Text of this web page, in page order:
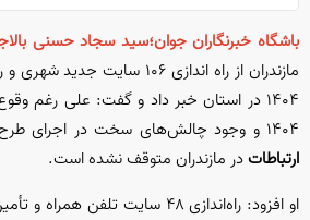
باشگاه خبرنگاران جوان؛سید سجاد حسنی
مازندران از راه اندازی ۱۰۶
۱۴۰۴ در استان خبر داد و گفت: علی رغم
۱۴۰۴ و وجود چالش‌های سخت در اجرای طرح‌های ارتباطی، روند
ارتباطاتدر مازندران متوقف نشده است.
او افزود: راه‌اندازی ۴۸ سایت تلفن همراه و تأمین پوشش